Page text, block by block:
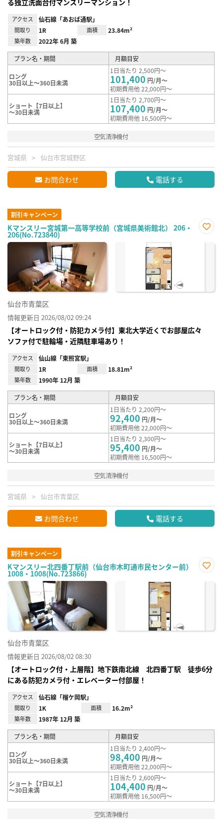
アクセス 仙石線「あおば通駅」
間取り 1R 面積 23.84m²
築年数 2022年 6月 築
プラン名・期間 月額目安
ロング
30日以上～360日未満
1日当たり 2,500円～
101,400 円/月～
初期費用他 22,000円～
ショート【7日以上】
～30日未満
1日当たり 2,700円～
107,400 円/月～
初期費用他 16,500円～
空気清浄機付
宮城県 仙台市宮城野区
お問合わせ 電話する
割引キャンペーン
Kマンスリー宮城第一高等学校前（宮城県美術館北） 206・
206(No.723840)
に入
仙台市青葉区
情報更新日 2026/08/02 09:24
【オートロック付・防犯カメラ付】東北大学近くでお部屋広々
ソファ付で駐輪場・近隣駐車場あり！
アクセス 仙山線「東照宮駅」
間取り 1R 面積 18.81m²
築年数 1990年 12月 築
プラン名・期間 月額目安
ロング
30日以上～360日未満
1日当たり 2,200円～
92,400 円/月～
初期費用他 22,000円～
ショート【7日以上】
～30日未満
1日当たり 2,300円～
95,400 円/月～
初期費用他 16,500円～
空気清浄機付
宮城県 仙台市青葉区
お問合わせ 電話する
割引キャンペーン
Kマンスリー北四番丁駅前（仙台市木町通市民センター前）
1008・1008(No.723866)
に入
仙台市青葉区
情報更新日 2026/08/02 08:30
【オートロック付・上層階】地下鉄南北線 北四番丁駅 徒歩6分
にある防犯カメラ付・エレベーター付部屋！
アクセス 仙石線「榴ケ岡駅」
間取り 1K 面積 16.2m²
築年数 1987年 12月 築
プラン名・期間 月額目安
ロング
30日以上～360日未満
1日当たり 2,400円～
98,400 円/月～
初期費用他 22,000円～
ショート【7日以上】
～30日未満
1日当たり 2,600円～
104,400 円/月～
初期費用他 16,500円～
空気清浄機付